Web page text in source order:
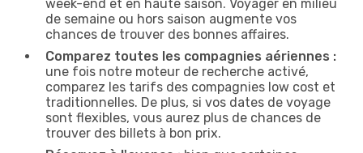
week-end et en haute saison. Voyager en milieu
de semaine ou hors saison augmente vos
chances de trouver des bonnes affaires.
Comparez toutes les compagnies aériennes :
une fois notre moteur de recherche activé,
comparez les tarifs des compagnies low cost et
traditionnelles. De plus, si vos dates de voyage
sont flexibles, vous aurez plus de chances de
trouver des billets à bon prix.